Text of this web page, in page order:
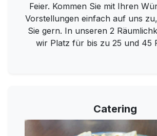
Feier. Kommen Sie mit Ihren
Vorstellungen einfach auf uns
Sie gern. In unseren 2
wir Platz für bis zu 25 und 45
Catering